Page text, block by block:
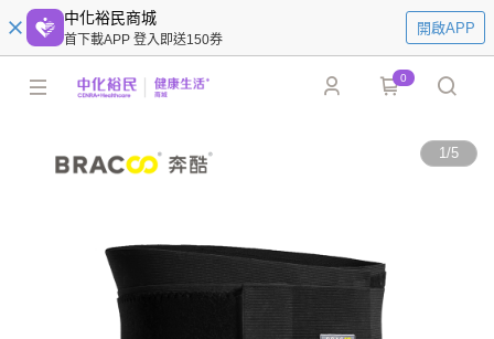
中化裕民商城
首下載APP 登入即送150券
開啟APP
0
1/5